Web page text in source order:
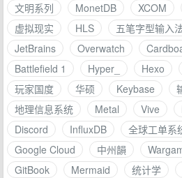
文明系列
MonetDB XCOM
虚拟现实
HLS 五笔字型输入
JetBrains
Overwatch
Battlefield 1
Hyper_ Hexo
玩家国度
华硕 Keybase
地理信息系统
Metal Vive
Discord
InfluxDB 全球工单系
Google Cloud
中州韻
GitBook
Mermaid 统计学